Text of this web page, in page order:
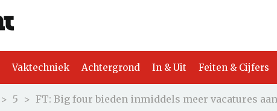
Vaktechniek Achtergrond In & Uit Feiten & Cijfers
> 5 > FT: Big four bieden inmiddels meer vacatures